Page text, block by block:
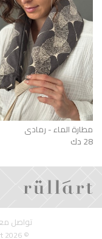
مطارة الماء - رمادي
28 دك
تواصل
© 2026 rullart. تصميم وتطوير